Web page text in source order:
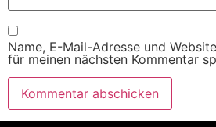
Name, E-Mail-Adresse und
für meinen nächsten Kommentar